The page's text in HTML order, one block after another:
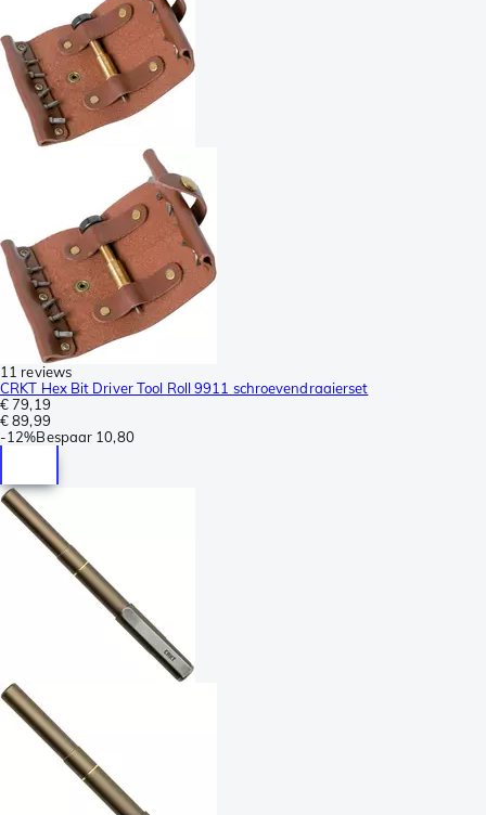
11 reviews
CRKT Hex Bit Driver Tool Roll 9911 schroevendraaierset
€ 79,19
€ 89,99
-12%Bespaar 10,80